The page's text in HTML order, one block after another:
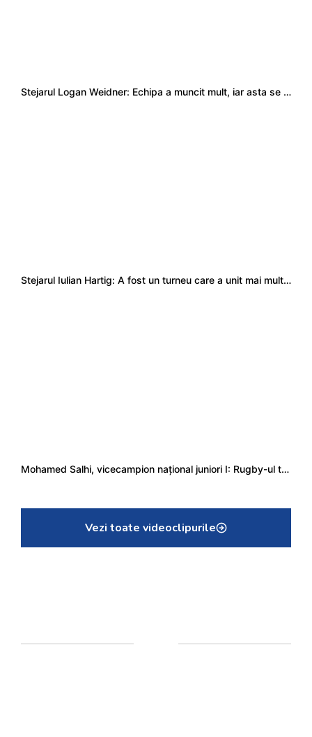
Stejarul Logan Weidner: Echipa a muncit mult, iar asta se va vedea în meciurile de la Nations Cup
Stejarul Iulian Hartig: A fost un turneu care a unit mai mult echipa
Mohamed Salhi, vicecampion național juniori I: Rugby-ul te învață să accepți și înfrângerile
Vezi toate videoclipurile